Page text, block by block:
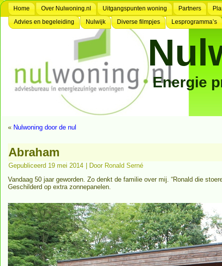
Home Over Nulwoning.nl Uitgangspunten woning Partners
Advies en begeleiding
Nulwijk Diverse filmpjes Lesprogramma’s
Energie
« Nulwoning door de nul
Abraham
Gepubliceerd 19 mei 2014 Door Ronald Serné
Vandaag 50 jaar geworden. Zo denkt de familie over mij. “Ronald die
Geschilderd op extra zonnepanelen.